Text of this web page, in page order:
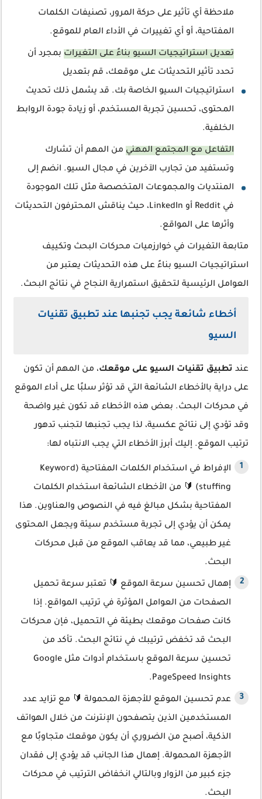
ملاحظة أي تأثير على حركة المرور، تصنيفات الكلمات
المفتاحية، أو أي تغييرات في الأداء العام للموقع.
تعديل استراتيجيات السيو بناءً على التغيرات بمجرد أن
تحدد تأثير التحديثات على موقعك، قم بتعديل
استراتيجيات السيو الخاصة بك. قد يشمل ذلك تحديث
المحتوى، تحسين تجربة المستخدم، أو زيادة جودة الروابط
الخلفية.
التفاعل مع المجتمع المهني من المهم أن تشارك
وتستفيد من تجارب الآخرين في مجال السيو. انضم إلى
المنتديات والمجموعات المتخصصة مثل تلك الموجودة
في Reddit أو LinkedIn، حيث يناقش المحترفون التحديثات
وأثرها على المواقع.
متابعة التغيرات في خوارزميات محركات البحث وتكييف
استراتيجيات السيو بناءً على هذه التحديثات يعتبر من
العوامل الرئيسية لتحقيق استمرارية النجاح في نتائج البحث.
أخطاء شائعة يجب تجنبها عند تطبيق تقنيات
السيو
عند تطبيق تقنيات السيو على موقعك، من المهم أن تكون
على دراية بالأخطاء الشائعة التي قد تؤثر سلبًا على أداء الموقع
في محركات البحث. بعض هذه الأخطاء قد تكون غير واضحة
وقد تؤدي إلى نتائج عكسية، لذا يجب تجنبها لتجنب تدهور
ترتيب الموقع. إليك أبرز الأخطاء التي يجب الانتباه لها:
الإفراط في استخدام الكلمات المفتاحية (Keyword
stuffing) 🔰 من الأخطاء الشائعة استخدام الكلمات
المفتاحية بشكل مبالغ فيه في النصوص والعناوين. هذا
يمكن أن يؤدي إلى تجربة مستخدم سيئة ويجعل المحتوى
غير طبيعي، مما قد يعاقب الموقع من قبل محركات
البحث.
إهمال تحسين سرعة الموقع 🔰 تعتبر سرعة تحميل
الصفحات من العوامل المؤثرة في ترتيب المواقع. إذا
كانت صفحات موقعك بطيئة في التحميل، فإن محركات
البحث قد تخفض ترتيبك في نتائج البحث. تأكد من
تحسين سرعة الموقع باستخدام أدوات مثل Google
PageSpeed Insights.
عدم تحسين الموقع للأجهزة المحمولة 🔰 مع تزايد عدد
المستخدمين الذين يتصفحون الإنترنت من خلال الهواتف
الذكية، أصبح من الضروري أن يكون موقعك متجاوبًا مع
الأجهزة المحمولة. إهمال هذا الجانب قد يؤدي إلى فقدان
جزء كبير من الزوار وبالتالي انخفاض الترتيب في محركات
البحث.